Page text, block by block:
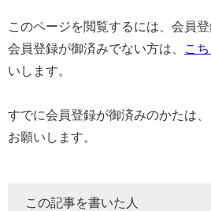
このページを閲覧するには、会員登
会員登録が御済みでない方は、
こ
いします。
すでに会員登録が御済みのかたは、
お願いします。
この記事を書いた人